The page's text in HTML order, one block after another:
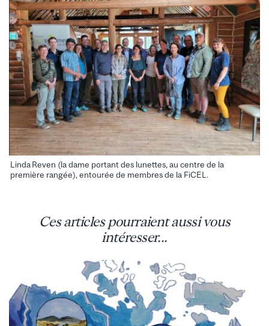
Linda Reven (la dame portant des lunettes, au centre de la
première rangée), entourée de membres de la FiCEL.
Ces articles pourraient aussi vous
intéresser...